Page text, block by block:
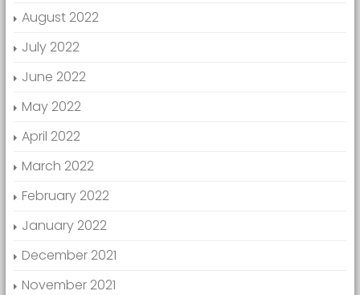
August 2022
July 2022
June 2022
May 2022
April 2022
March 2022
February 2022
January 2022
December 2021
November 2021